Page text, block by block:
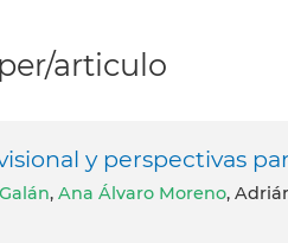
articulo
y perspectivas
, Ana Álvaro Moreno,